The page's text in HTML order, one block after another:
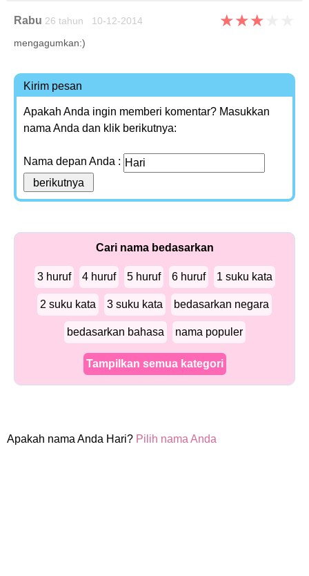
Rabu 26 tahun 10-12-2014 ★★★
mengagumkan:)
Kirim pesan
Apakah Anda ingin memberi komentar? Masukkan
nama Anda dan klik berikutnya:
Nama depan Anda :
Cari nama bedasarkan
3 huruf 4 huruf 5 huruf 6 huruf 1 suku kata
2 suku kata 3 suku kata bedasarkan negara
bedasarkan bahasa nama populer
Tampilkan semua kategori
Apakah nama Anda Hari? Pilih nama Anda